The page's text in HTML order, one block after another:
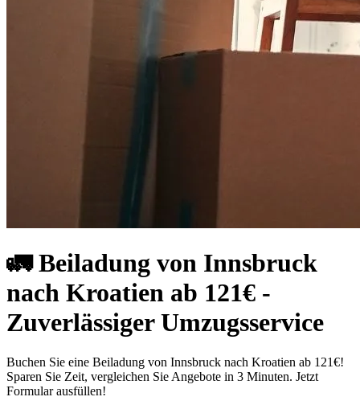
🚛 Beiladung von Innsbruck
nach Kroatien ab 121€ -
Zuverlässiger Umzugsservice
Buchen Sie eine Beiladung von Innsbruck nach Kroatien ab 121€!
Sparen Sie Zeit, vergleichen Sie Angebote in 3 Minuten. Jetzt
Formular ausfüllen!